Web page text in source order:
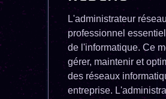
L'administrateur
professionnel
de l'informatique. Ce
gérer, maintenir et
des réseaux
entreprise.